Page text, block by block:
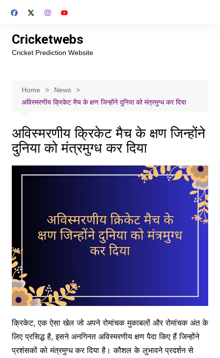
Cricketwebs
Cricket Prediction Website
Home
News
अविस्मरणीय क्रिकेट मैच के क्षण जिन्होंने दुनिया को मंत्रमुग्ध कर दिया
अविस्मरणीय क्रिकेट मैच के क्षण जिन्होंने
दुनिया को मंत्रमुग्ध कर दिया
क्रिकेट, एक ऐसा खेल जो अपने रोमांचक मुकाबलों और रोमांचक अंत के
लिए प्रसिद्ध है, इसने अनगिनत अविस्मरणीय क्षण पैदा किए हैं जिन्होंने
प्रशंसकों को मंत्रमुग्ध कर दिया है। कौशल के लुभावने प्रदर्शन से